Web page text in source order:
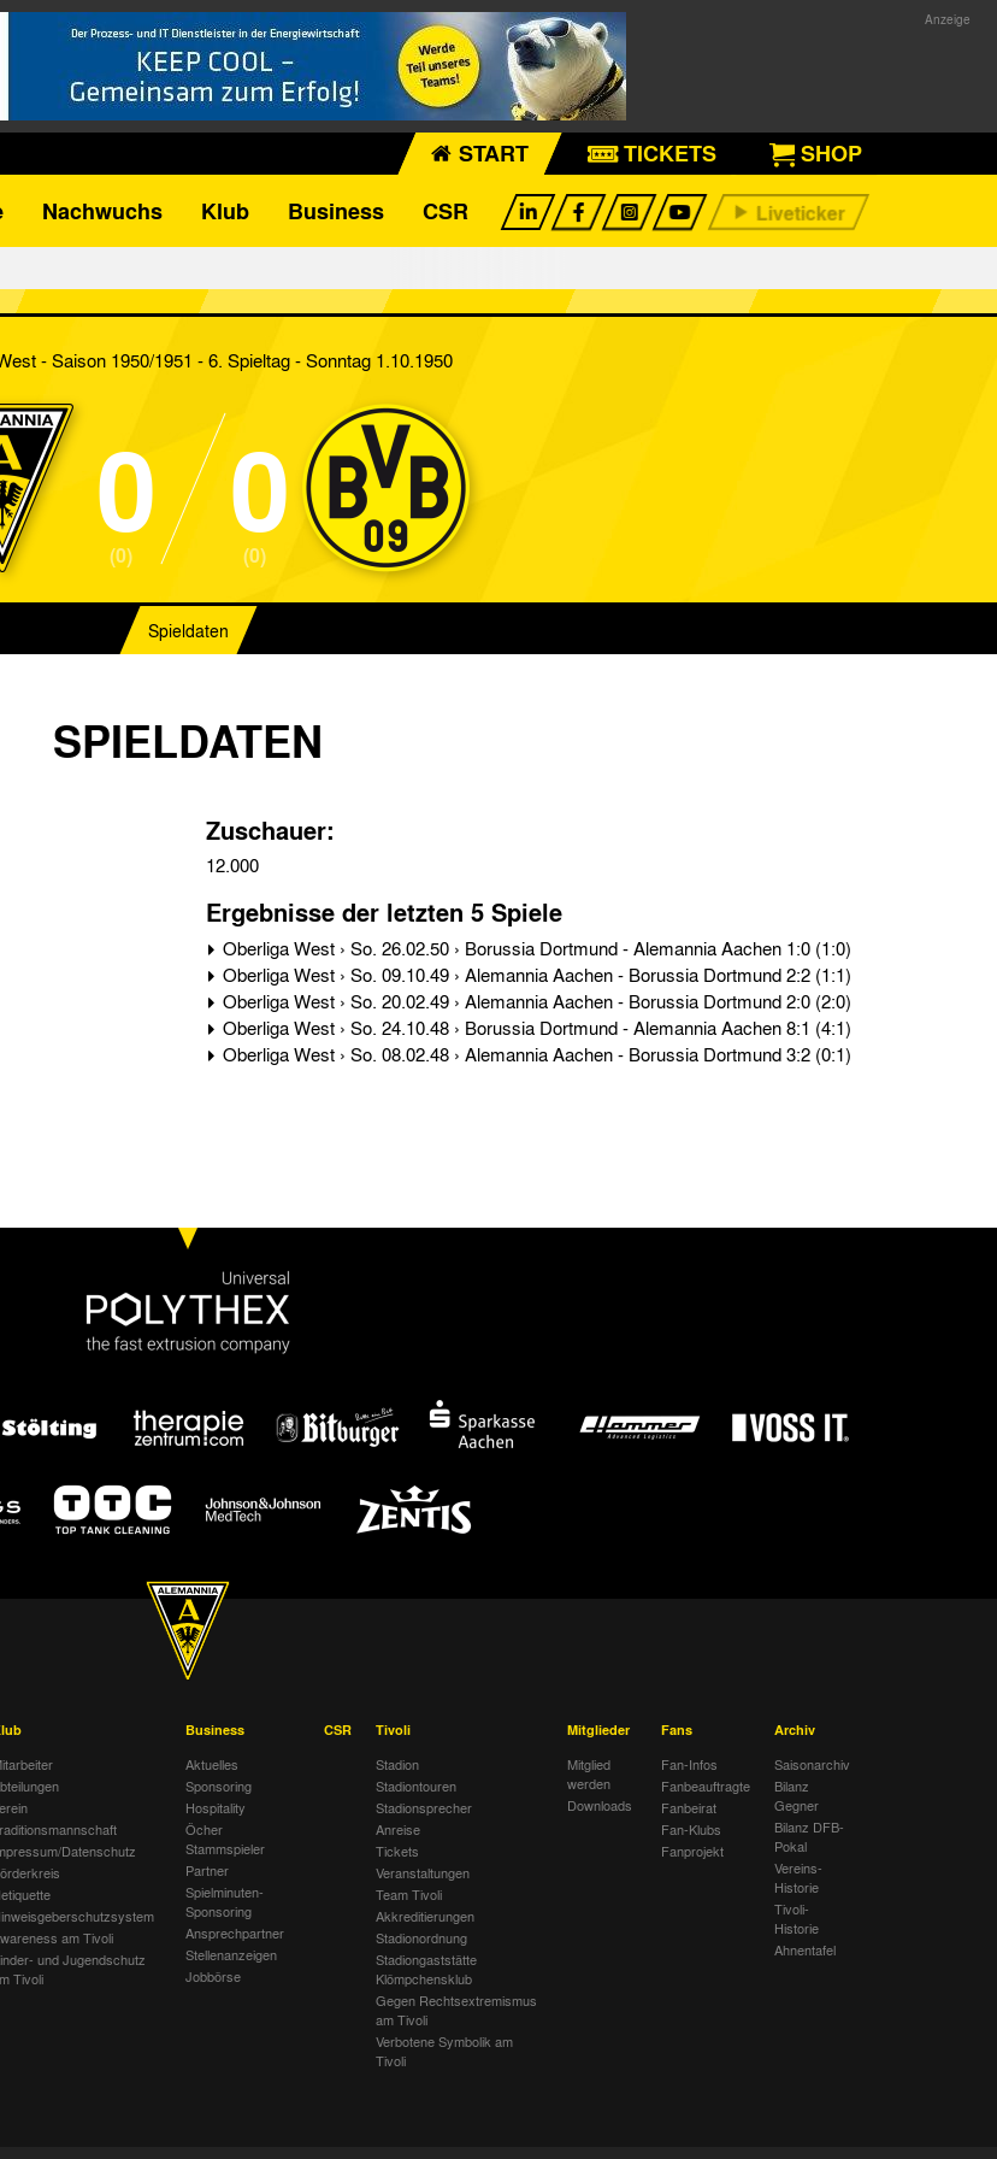
START TICKETS
SHOP
Nachwuchs Klub Business CSR
- Saison 1950/1951 - 6. Spieltag- Sonntag 1.10.1950
0
(0) 0
(0)
Spieldaten
SPIELDATEN
Zuschauer:
12.000
Ergebnisse der letzten 5 Spiele
Oberliga West › So. 26.02.50 › Borussia Dortmund - Alemannia Aachen 1:0 (1:0)
Oberliga West › So. 09.10.49 › Alemannia Aachen - Borussia Dortmund 2:2 (1:1)
Oberliga West › So. 20.02.49 › Alemannia Aachen - Borussia Dortmund 2:0 (2:0)
Oberliga West › So. 24.10.48 › Borussia Dortmund - Alemannia Aachen 8:1 (4:1)
Oberliga West › So. 08.02.48 › Alemannia Aachen - Borussia Dortmund 3:2 (0:1)
Datenschutz
am Tivoli
und Jugendschutz
Tivoli
Business
Aktuelles
Sponsoring
Hospitality
Öcher
Stammspieler
Partner
Spielminuten-
Sponsoring
Ansprechpartner
Stellenanzeigen
Jobbörse
CSR
Tivoli
Stadion
Stadiontouren
Stadionsprecher
Anreise
Tickets
Veranstaltungen
Team Tivoli
Akkreditierungen
Stadionordnung
Stadiongaststätte
Klömpchensklub
Gegen Rechtsextremismus
am Tivoli
Verbotene Symbolik am
Tivoli
Mitglieder
Mitglied
werden
Downloads
Fans
Fan-Infos
Fanbeauftragte
Fanbeirat
Fan-Klubs
Fanprojekt
Archiv
Saisonarchiv
Bilanz
Gegner
Bilanz DFB-
Pokal
Vereins-
Historie
Tivoli-
Historie
Ahnentafel